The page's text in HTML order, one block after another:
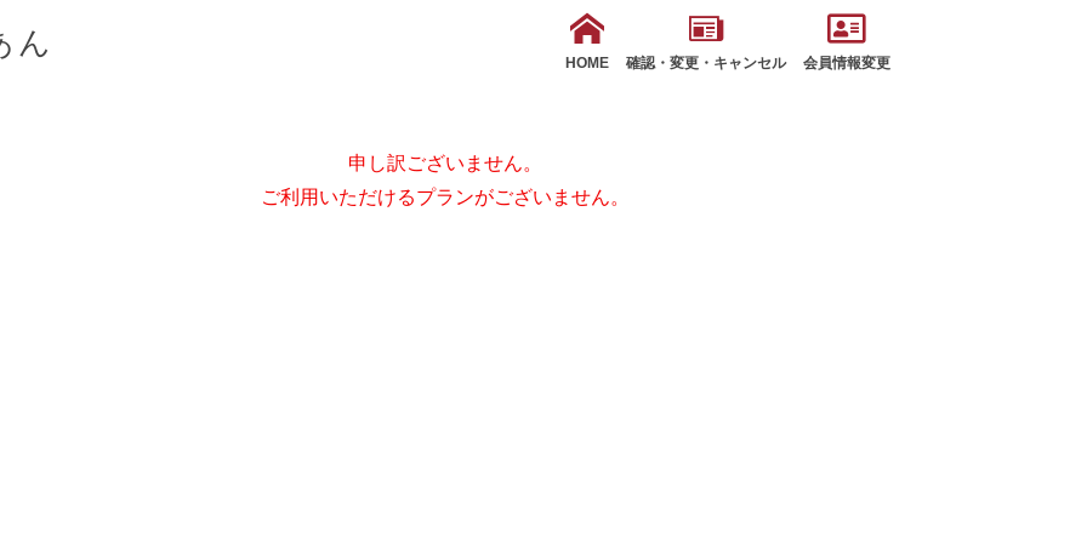
ん
HOME 確認・変更・キャンセル 会員情報変更
申し訳ございません。
ご利用いただけるプランがございません。